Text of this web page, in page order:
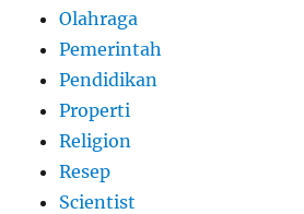
Olahraga
Pemerintah
Pendidikan
Properti
Religion
Resep
Scientist